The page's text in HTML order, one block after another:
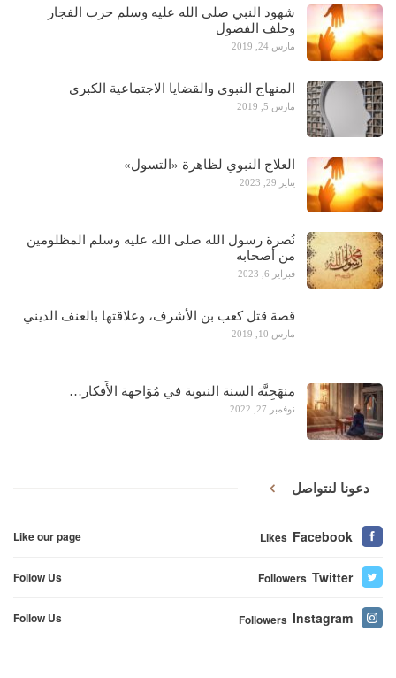
شهود النبي صلى الله عليه وسلم حرب الفجار
وحلف الفضول
مارس 24, 2019
المنهاج النبوي والقضايا الاجتماعية الكبرى
مارس 5, 2019
العلاج النبوي لظاهرة «التسول»
يناير 29, 2023
نُصرة رسول الله صلى الله عليه وسلم المظلومين
من أصحابه
فبراير 6, 2023
قصة قتل كعب بن الأشرف، وعلاقتها بالعنف الديني
مارس 10, 2019
منهَجِيَّة السنة النبوية في مُوَاجهة الأَفكار…
نوفمبر 27, 2022
دعونا لنتواصل
Facebook
Likes
Like our page
Twitter
Followers
Follow Us
Instagram
Followers
Follow Us